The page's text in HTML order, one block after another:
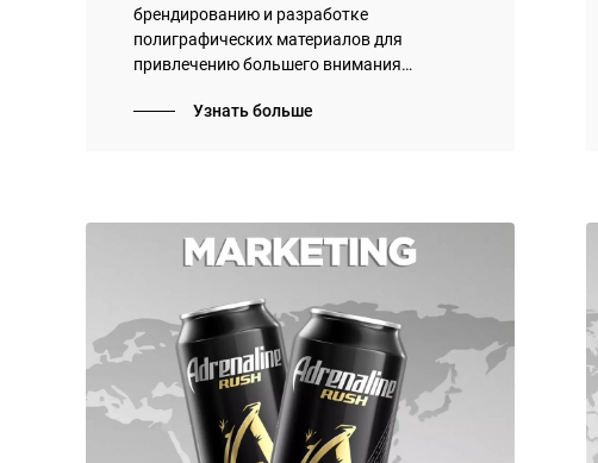
брендированию и разработке
полиграфических материалов для
привлечению большего внимания
Rush.
Узнать больше